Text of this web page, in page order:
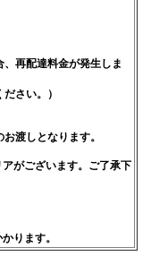
再配達料金が発生しま
さい。）
渡しとなります。
がございます。ご了承下
ります。